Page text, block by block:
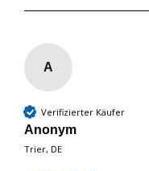
A
Verifizierter Käufer
Anonym
Trier, DE